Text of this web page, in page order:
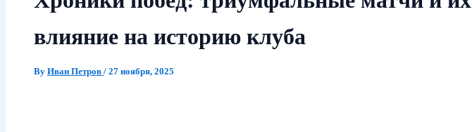
влияние на историю клуба
By Иван Петров / 27 ноября, 2025